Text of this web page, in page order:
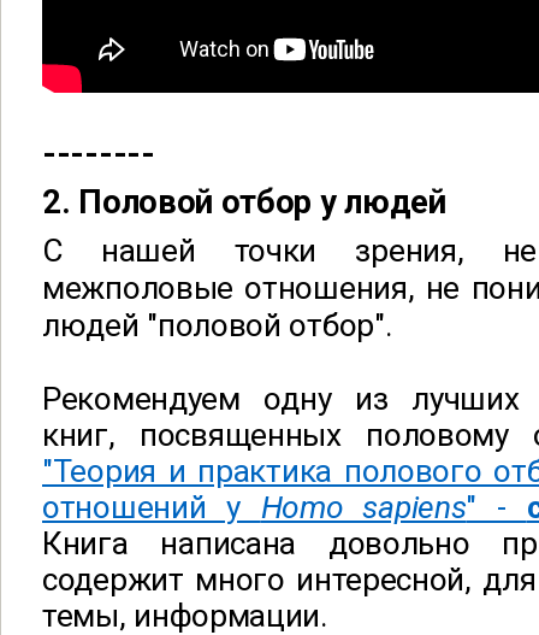
--------
2. Половой отбор у людей
С нашей точки зрения,
межполовые отношения, не
людей "половой отбор".
Рекомендуем одну из лучших
книг, посвященных
"Теория и практика полового
отношений у Homo sapiens" -
Книга написана довольно
содержит много интересной,
темы, информации.